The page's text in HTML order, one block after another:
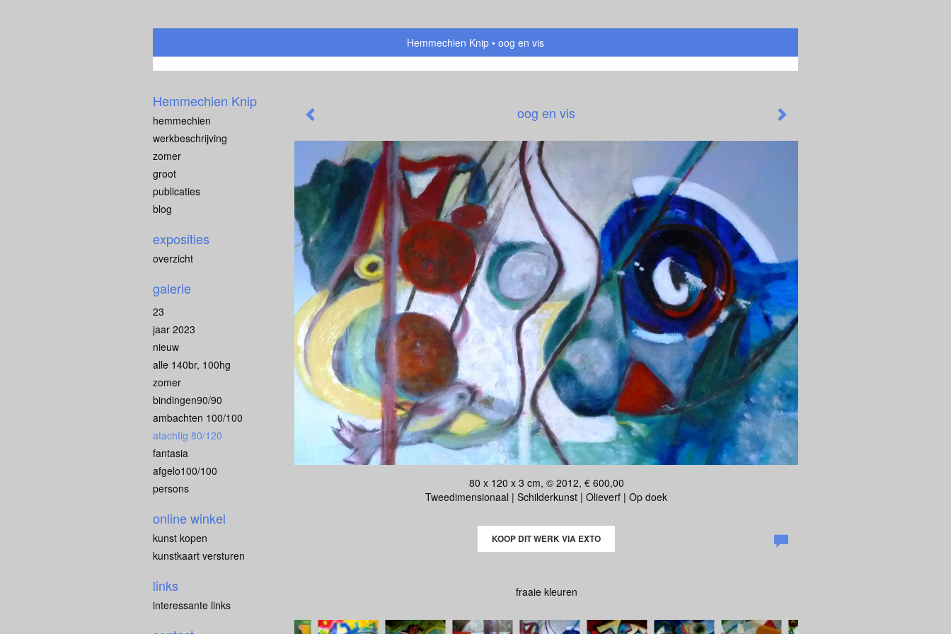
Hemmechien Knip oog en vis
oog en vis
80 x 120 x 3 cm, © 2012, € 600,00
Tweedimensionaal | Schilderkunst | Olieverf | Op doek
KOOP DIT WERK VIA EXTO
fraaie kleuren
Hemmechien Knip
hemmechien
werkbeschrijving
zomer
groot
publicaties
blog
exposities
overzicht
galerie
23
jaar 2023
nieuw
alle 140br, 100hg
zomer
bindingen90/90
ambachten 100/100
atachtig 80/120
fantasia
afgelo100/100
persons
online winkel
kunst kopen
kunstkaart versturen
links
interessante links